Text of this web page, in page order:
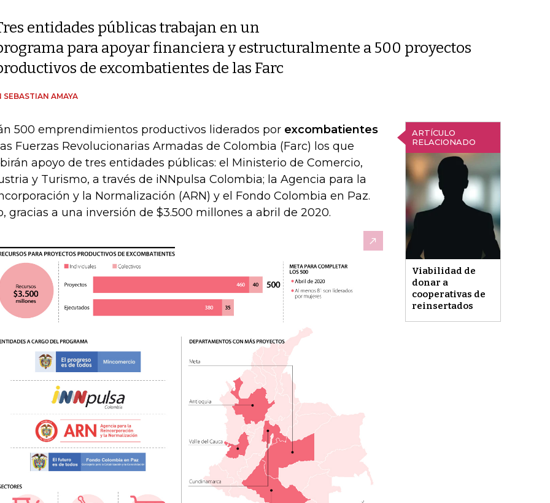
entidades públicas trabajan en un
para apoyar financiera y estructuralmente a 500 proyectos
de excombatientes de las Farc
SEBASTIAN AMAYA
ARTÍCULO
RELACIONADO
Viabilidad de
donar a
cooperativas de
reinsertados
500 emprendimientos productivos liderados por excombatientes
Fuerzas Revolucionarias Armadas de Colombia (Farc) los que
apoyo de tres entidades públicas: el Ministerio de Comercio,
y Turismo, a través de iNNpulsa Colombia; la Agencia para la
y la Normalización (ARN) y el Fondo Colombia en Paz.
gracias a una inversión de $3.500 millones a abril de 2020.